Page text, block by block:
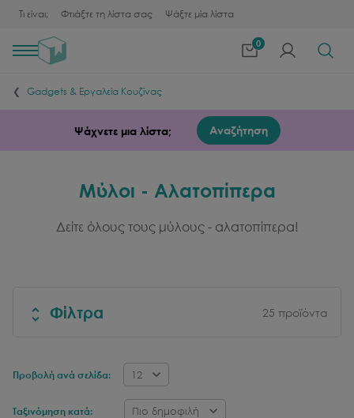
Τι είναι; Φτιάξτε τη λίστα σας Ψάξτε μία λίστα
Toggle
0
Gadgets & Εργαλεία Κουζίνας
Ψάχνετε μια λίστα; Αναζήτηση
Μύλοι - Αλατοπίπερα
Δείτε όλους τους μύλους - αλατοπίπερα!
Φίλτρα 25 προϊόντα
Προβολή ανά σελίδα: 12
Ταξινόμηση κατά: Πιο δημοφιλή